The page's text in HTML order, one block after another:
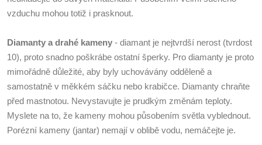
vzduchu mohou totiž i prasknout.
Diamanty a drahé kameny - diamant je nejtvrdší nerost (tvrdost
10), proto snadno poškrábe ostatní šperky. Pro diamanty je proto
mimořádně důležité, aby byly uchovávány odděleně a
samostatně v měkkém sáčku nebo krabičce. Diamanty chraňte
před mastnotou. Nevystavujte je prudkým změnám teploty.
Myslete na to, že kameny mohou působením světla vyblednout.
Porézní kameny (jantar) nemají v oblibě vodu, nemáčejte je.